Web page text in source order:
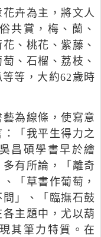
卉為主，將文人
共賞，梅、蘭、
、桃花、紫藤、
、石榴、荔枝、
等，大約62 歲時
為線條，使寫意
「我平生得力之
昌碩學書早於繪
有所論，「離奇
「草書作葡萄，
」、「臨撫石鼓
主題中，尤以葫
其筆力特質。在